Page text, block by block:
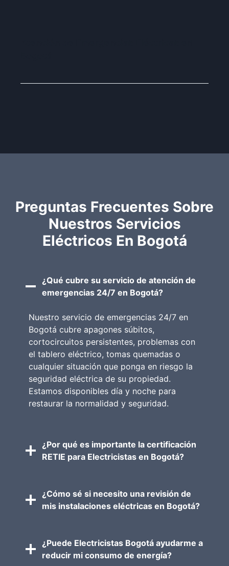
Preguntas Frecuentes Sobre
Nuestros Servicios
Eléctricos En Bogotá
¿Qué cubre su servicio de atención de
emergencias 24/7 en Bogotá?
Nuestro servicio de emergencias 24/7 en
Bogotá cubre apagones súbitos,
cortocircuitos persistentes, problemas con
el tablero eléctrico, tomas quemadas o
cualquier situación que ponga en riesgo la
seguridad eléctrica de su propiedad.
Estamos disponibles día y noche para
restaurar la normalidad y seguridad.
¿Por qué es importante la certificación
RETIE para Electricistas en Bogotá?
¿Cómo sé si necesito una revisión de
mis instalaciones eléctricas en Bogotá?
¿Puede Electricistas Bogotá ayudarme a
reducir mi consumo de energía?